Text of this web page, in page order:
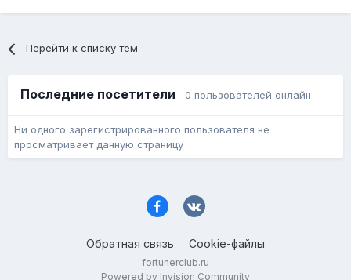
Перейти к списку тем
Последние посетители 0 пользователей онлайн
Ни одного зарегистрированного пользователя не
просматривает данную страницу
Обратная связь Cookie-файлы
fortunerclub.ru
Powered by Invision Community